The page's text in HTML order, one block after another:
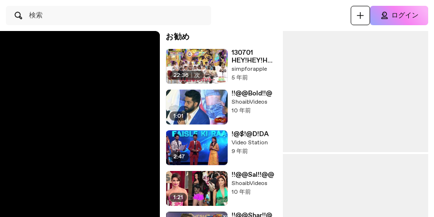
検索 ログイン
お勧め
22:36 | 次
130701
HEY!HEY!HEY
! SP (Eng Sub)
simpforapple
5 年前
1:01
!!@@Bold!!@
ShoaibVideos
10 年前
2:47
!@$!@D!DA
Video Station
9 年前
1:21
!!@@Sal!!@@
ShoaibVideos
10 年前